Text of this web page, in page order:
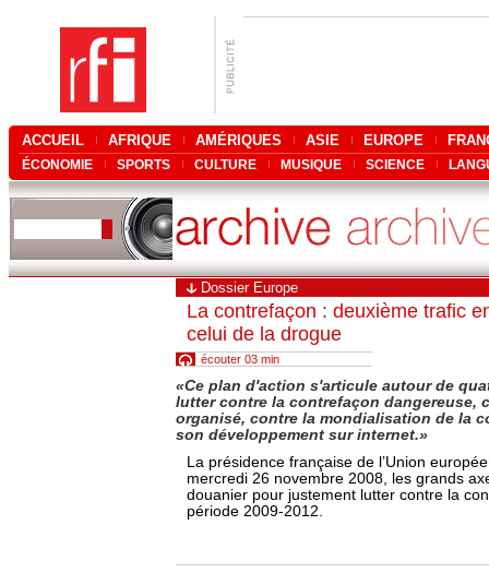
ACCUEIL AFRIQUE AMÉRIQUES ASIE EUROPE
ÉCONOMIE SPORTS CULTURE MUSIQUE SCIENCE
Dossier Europe
La contrefaçon : deuxième trafic
celui de la drogue
écouter 03 min
«Ce plan d'action s'articule autour de
lutter contre la contrefaçon dangereuse,
organisé, contre la mondialisation de la
son développement sur internet.»
La présidence française de l’Union
mercredi 26 novembre 2008, les grands
douanier pour justement lutter contre la
période 2009-2012.